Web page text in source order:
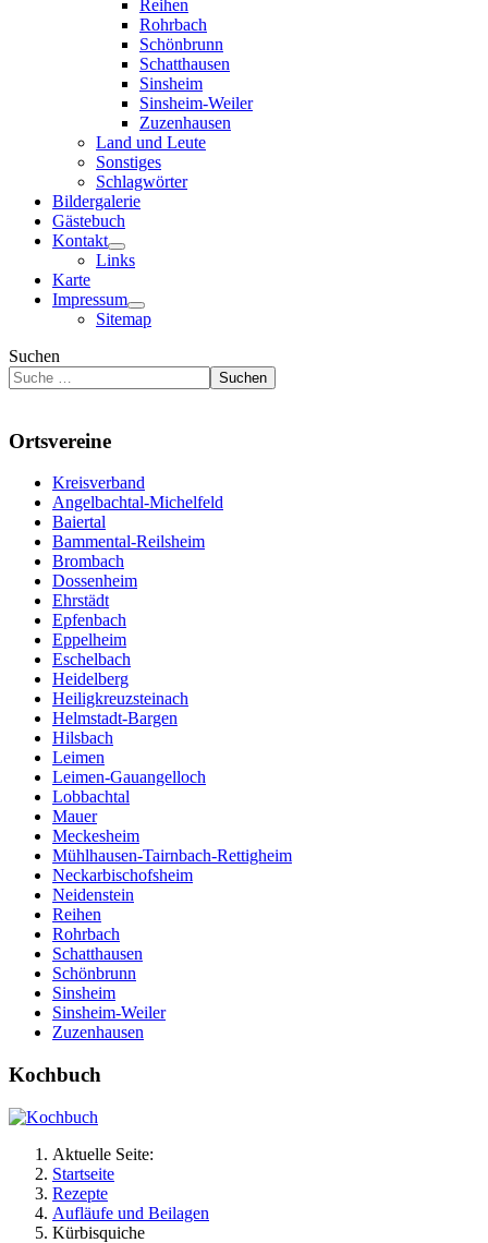
Reihen
Rohrbach
Schönbrunn
Schatthausen
Sinsheim
Sinsheim-Weiler
Zuzenhausen
Land und Leute
Sonstiges
Schlagwörter
Bildergalerie
Gästebuch
Kontakt
Links
Karte
Impressum
Sitemap
Suchen
Suchen
Ortsvereine
Kreisverband
Angelbachtal-Michelfeld
Baiertal
Bammental-Reilsheim
Brombach
Dossenheim
Ehrstädt
Epfenbach
Eppelheim
Eschelbach
Heidelberg
Heiligkreuzsteinach
Helmstadt-Bargen
Hilsbach
Leimen
Leimen-Gauangelloch
Lobbachtal
Mauer
Meckesheim
Mühlhausen-Tairnbach-Rettigheim
Neckarbischofsheim
Neidenstein
Reihen
Rohrbach
Schatthausen
Schönbrunn
Sinsheim
Sinsheim-Weiler
Zuzenhausen
Kochbuch
Aktuelle Seite:
Startseite
Rezepte
Aufläufe und Beilagen
Kürbisquiche